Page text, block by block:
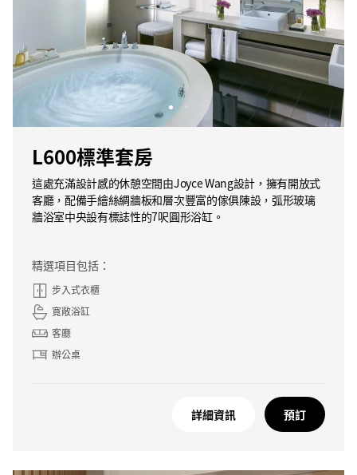
L600標準套房
這處充滿設計感的休憩空間由Joyce Wang設計，擁有開放式
客廳，配備手繪絲綢牆板和層次豐富的傢俱陳設，弧形玻璃
牆浴室中央設有標誌性的7呎圓形浴缸。
精選項目包括：
步入式衣櫃
寛敞浴缸
客廳
辦公桌
詳細資訊 預訂